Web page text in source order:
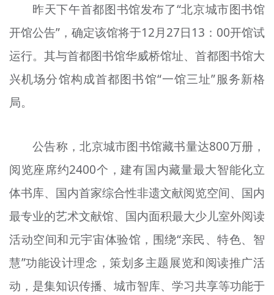
昨天下午首都图书馆发布了“北京城市图书馆
开馆公告”，确定该馆将于12月27日13：00开馆试
运行。其与首都图书馆华威桥馆址、首都图书馆大
兴机场分馆构成首都图书馆“一馆三址”服务新格
局。
公告称，北京城市图书馆藏书量达800万册，
阅览座席约2400个，建有国内藏量最大智能化立
体书库、国内首家综合性非遗文献阅览空间、国内
最专业的艺术文献馆、国内面积最大少儿室外阅读
活动空间和元宇宙体验馆，围绕“亲民、特色、智
慧”功能设计理念，策划多主题展览和阅读推广活
动，是集知识传播、城市智库、学习共享等功能于